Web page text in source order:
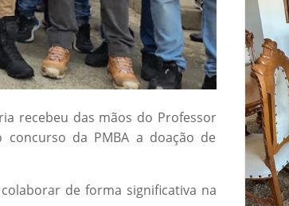
recebeu das mãos do Professor
da PMBA a doação de
de forma significativa na